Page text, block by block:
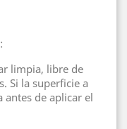
limpia, libre de
Si la superficie a
antes de aplicar el